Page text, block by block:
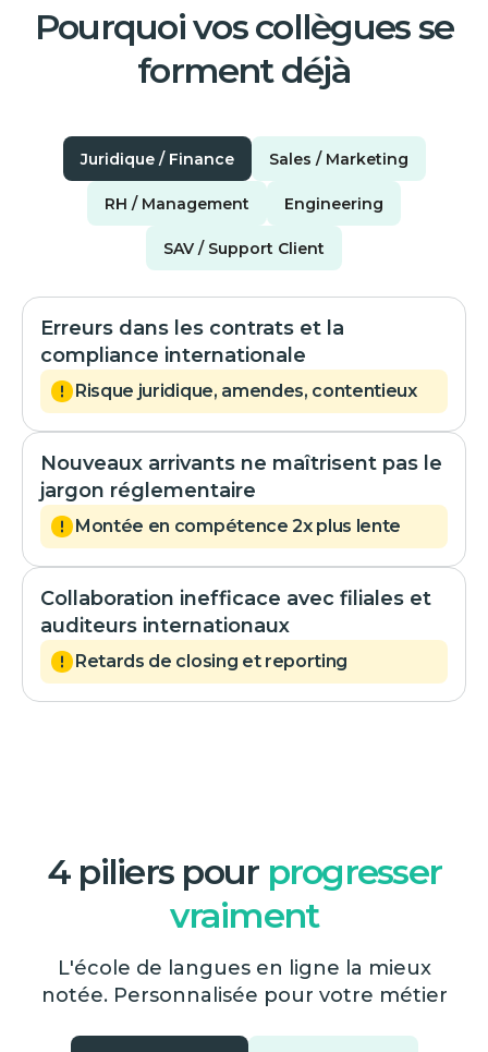
Pourquoi vos collègues se
forment déjà
Juridique / Finance Sales / Marketing
RH / Management Engineering
SAV / Support Client
Erreurs dans les contrats et la
compliance internationale
Risque juridique, amendes, contentieux
Nouveaux arrivants ne maîtrisent pas le
jargon réglementaire
Montée en compétence 2x plus lente
Collaboration inefficace avec filiales et
auditeurs internationaux
Retards de closing et reporting
4 piliers pour progresser
vraiment
L'école de langues en ligne la mieux
notée. Personnalisée pour votre métier